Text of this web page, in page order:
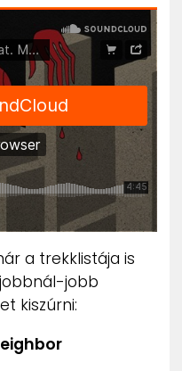
TÁJÉKOZTATÓ
a trekklistája is
jobb
kiszúrni: